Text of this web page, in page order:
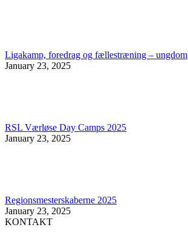
Ligakamp, foredrag og fællestræning – ungdom
January 23, 2025
RSL Værløse Day Camps 2025
January 23, 2025
Regionsmesterskaberne 2025
January 23, 2025
KONTAKT